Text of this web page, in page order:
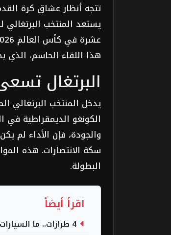
تتجه أنظار عشاق كرة
يستعد المنتخب البرتغالي
هذا اللقاء الحاسم، الذي
البرتغال
الكونغو الديمقراطية في
والجودة، فإن الأداء لم
سكة الانتصارات. هذه
البطولة.
اقرأ أيضاً
4 طرازات.. ما السيارات التي يتوقع أن تصنعها تويوتا في مصر؟